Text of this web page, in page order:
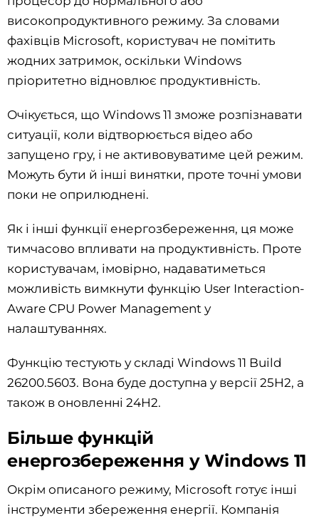
високопродуктивного режиму. За словами
фахівців Microsoft, користувач не помітить
жодних затримок, оскільки Windows
пріоритетно відновлює продуктивність.
Очікується, що Windows 11 зможе розпізнавати
ситуації, коли відтворюється відео або
запущено гру, і не активовуватиме цей режим.
Можуть бути й інші винятки, проте точні умови
поки не оприлюднені.
Як і інші функції енергозбереження, ця може
тимчасово впливати на продуктивність. Проте
користувачам, імовірно, надаватиметься
можливість вимкнути функцію User Interaction-
Aware CPU Power Management у
налаштуваннях.
Функцію тестують у складі Windows 11 Build
26200.5603. Вона буде доступна у версії 25H2, а
також в оновленні 24H2.
Більше функцій
енергозбереження у Windows 11
Окрім описаного режиму, Microsoft готує інші
інструменти збереження енергії. Компанія